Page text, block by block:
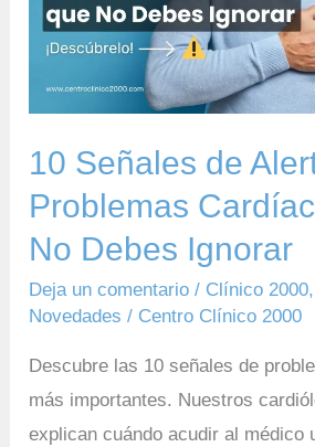
10 Señales de
Problemas
No Debes Ignorar
Deja un comentario / Clínico 2000,
Novedades / Centro Clínico 2000
Descubre las 10 señales de
más importantes. Nuestros
explican cuándo acudir al médico
Problemas
Cardíacos
No
Debes
Ignorar